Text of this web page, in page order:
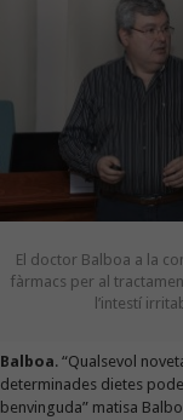
El doctor Balboa a la
fàrmacs per al
l’intestí
Balboa. “Qualsevol
determinades dietes
benvinguda” matisa